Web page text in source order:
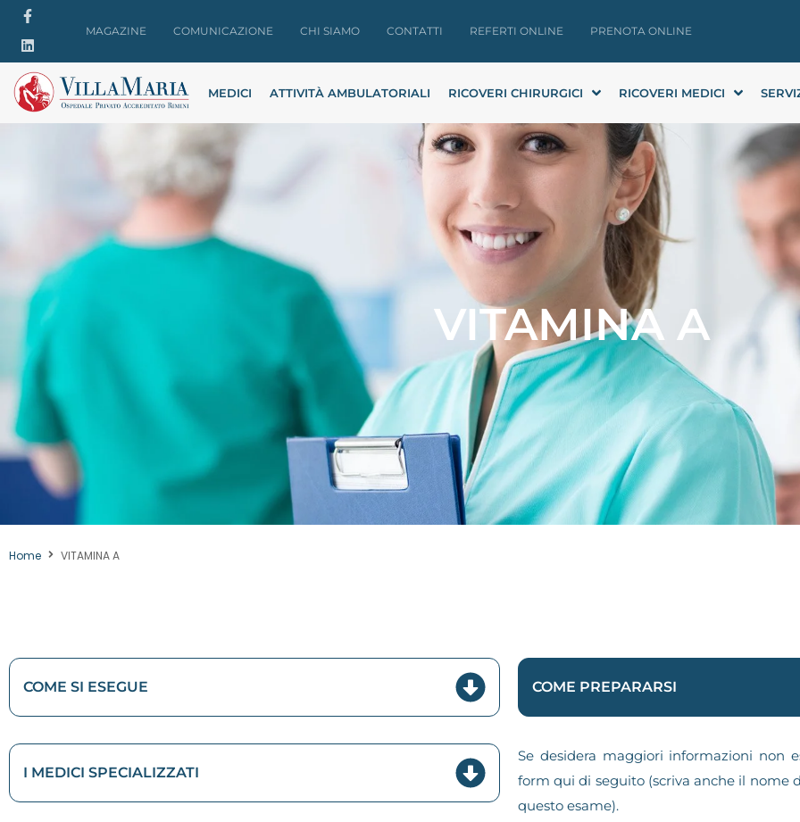
MAGAZINE COMUNICAZIONE CHI SIAMO CONTATTI REFERTI ONLINE PRENOTA ONLINE
MEDICI ATTIVITÀ AMBULATORIALI RICOVERI CHIRURGICI RICOVERI MEDICI
VITAMINA A
Home VITAMINA A
COME SI ESEGUE COME PREPARARSI
I MEDICI SPECIALIZZATI
Se desidera maggiori informazioni non
form qui di seguito (scriva anche il nome
questo esame).